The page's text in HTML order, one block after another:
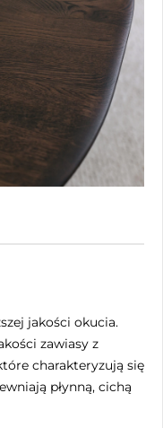
jakości okucia.
zawiasy z
charakteryzują się
płynną, cichą